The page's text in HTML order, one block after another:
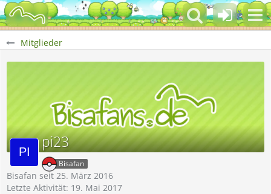
Mitglieder
pi23
Bisafan
Bisafan seit 25. März 2016
Letzte Aktivität: 19. Mai 2017